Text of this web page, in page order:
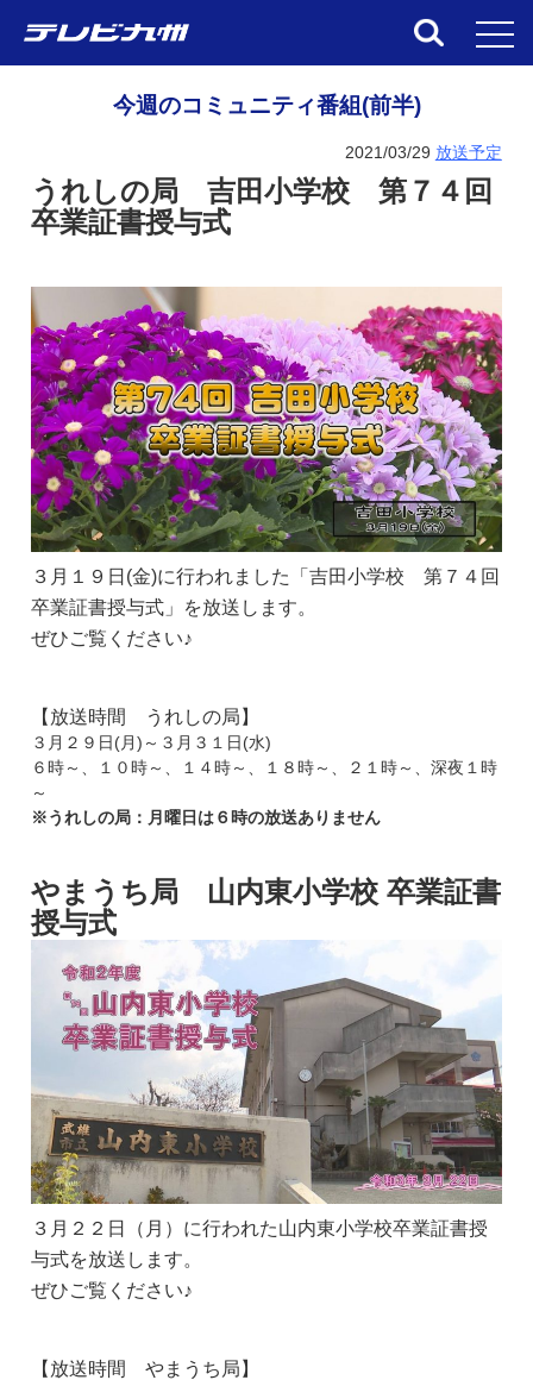
今週のコミュニティ番組(前半)
2021/03/29 放送予定
うれしの局 吉田小学校 第７４回
卒業証書授与式
３月１９日(金)に行われました「吉田小学校 第７４回
卒業証書授与式」を放送します。
ぜひご覧ください♪
【放送時間 うれしの局】
３月２９日(月)～３月３１日(水)
６時～、１０時～、１４時～、１８時～、２１時～、深夜１時
～
※うれしの局：月曜日は６時の放送ありません
やまうち局 山内東小学校 卒業証書
授与式
３月２２日（月）に行われた山内東小学校卒業証書授
与式を放送します。
ぜひご覧ください♪
【放送時間 やまうち局】